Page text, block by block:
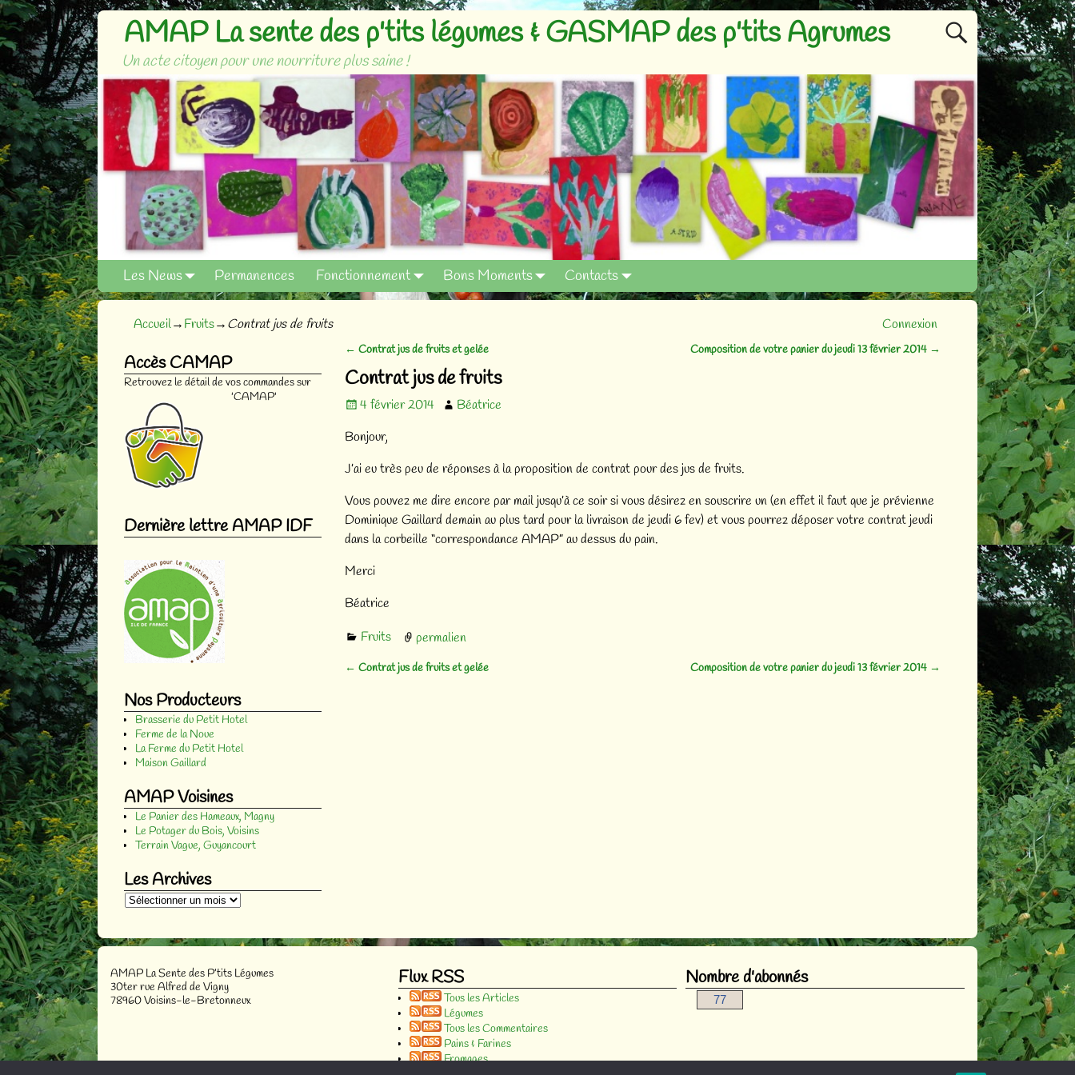
AMAP La sente des p'tits légumes & GASMAP des p'tits Agrumes
Un acte citoyen pour une nourriture plus saine !
Les News Permanences Fonctionnement Bons Moments Contacts
Accueil→Fruits→Contrat jus de fruits Connexion
Navigation des articles
← Contrat jus de fruits et gelée Composition de votre panier du jeudi 13 février 2014 →
Contrat jus de fruits
4 février 2014
Béatrice
Bonjour,
J’ai eu très peu de réponses à la proposition de contrat pour des jus de fruits.
Vous pouvez me dire encore par mail jusqu’à ce soir si vous désirez en souscrire un (en effet il faut que je prévienne
Dominique Gaillard demain au plus tard pour la livraison de jeudi 6 fev) et vous pourrez déposer votre contrat jeudi
dans la corbeille “correspondance AMAP” au dessus du pain.
Merci
Béatrice
Fruits permalien
← Contrat jus de fruits et gelée Composition de votre panier du jeudi 13 février 2014 →
Accès CAMAP
Retrouvez le détail de vos commandes sur
'CAMAP'
Dernière lettre AMAP IDF
Nos Producteurs
Brasserie du Petit Hotel
Ferme de la Noue
La Ferme du Petit Hotel
Maison Gaillard
AMAP Voisines
Le Panier des Hameaux, Magny
Le Potager du Bois, Voisins
Terrain Vague, Guyancourt
Les Archives
AMAP La Sente des P’tits Légumes
30ter rue Alfred de Vigny
78960 Voisins-le-Bretonneux
Flux RSS
Tous les Articles
Légumes
Tous les Commentaires
Pains & Farines
Fromages
Nombre d'abonnés
77